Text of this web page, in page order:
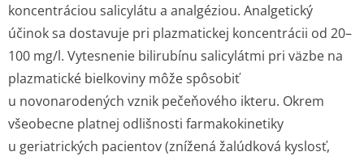
koncentráciou salicylátu a analgéziou. Analgetický
účinok sa dostavuje pri plazmatickej koncentrácii od 20–
100 mg/l. Vytesnenie bilirubínu salicylátmi pri väzbe na
plazmatické bielkoviny môže spôsobiť
u novonarodených vznik pečeňového ikteru. Okrem
všeobecne platnej odlišnosti farmakokinetiky
u geriatrických pacientov (znížená žalúdková kyslosť,